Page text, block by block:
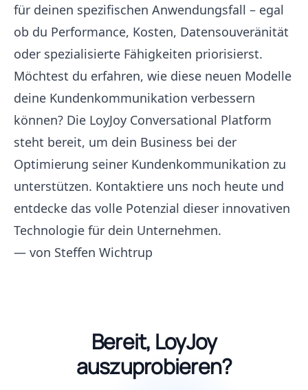
für deinen spezifischen Anwendungsfall – egal
ob du Performance, Kosten, Datensouveränität
oder spezialisierte Fähigkeiten priorisierst.
Möchtest du erfahren, wie diese neuen Modelle
deine Kundenkommunikation verbessern
können? Die LoyJoy Conversational Platform
steht bereit, um dein Business bei der
Optimierung seiner Kundenkommunikation zu
unterstützen. Kontaktiere uns noch heute und
entdecke das volle Potenzial dieser innovativen
Technologie für dein Unternehmen.
— von Steffen Wichtrup
Bereit, LoyJoy
auszuprobieren?